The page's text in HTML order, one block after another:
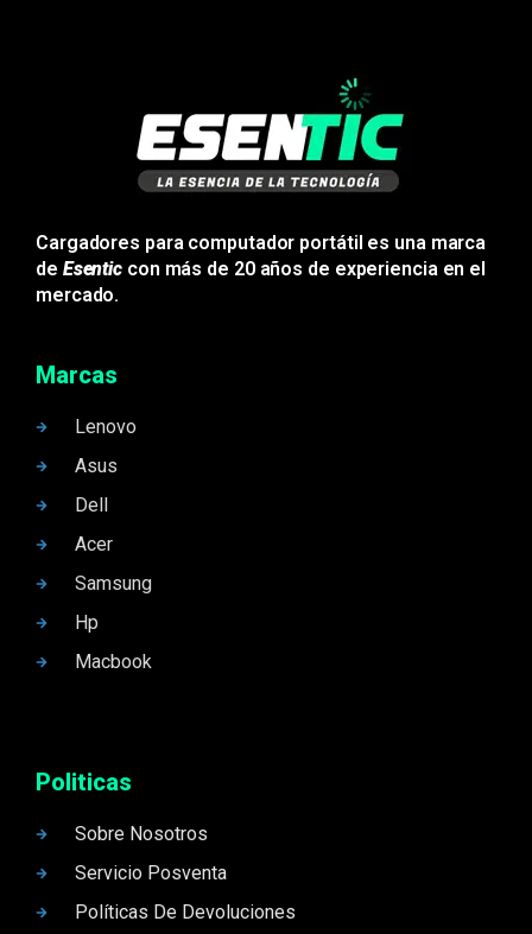
Cargadores para computador portátil es una marca
de Esentic con más de 20 años de experiencia en el
mercado.
Marcas
Lenovo
Asus
Dell
Acer
Samsung
Hp
Macbook
Politicas
Sobre Nosotros
Servicio Posventa
Políticas De Devoluciones